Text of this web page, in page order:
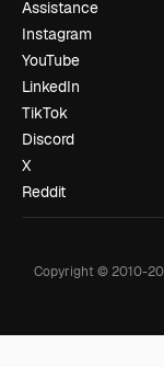
Assistance
Instagram
YouTube
LinkedIn
TikTok
Discord
X
Reddit
Copyright © 2010-